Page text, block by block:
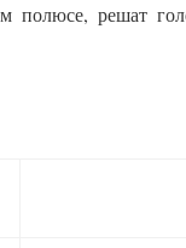
полюсе, решат